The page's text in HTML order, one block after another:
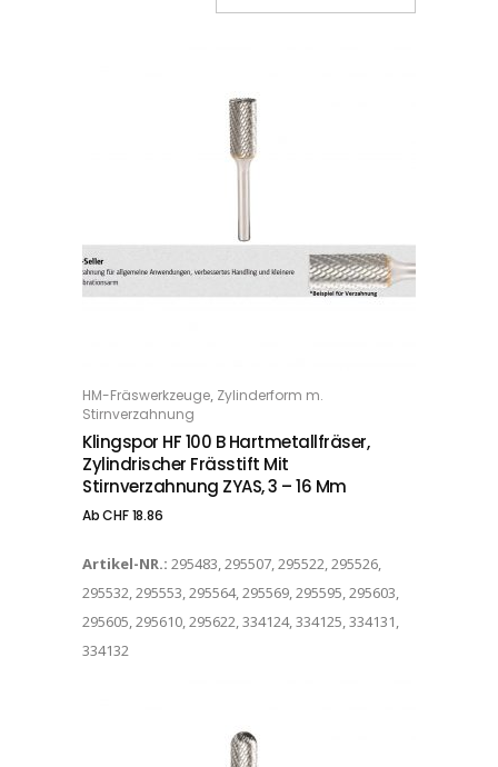
OPTIONS
HM-Fräswerkzeuge, Zylinderform m.
Stirnverzahnung
Klingspor HF 100 B Hartmetallfräser,
Zylindrischer Frässtift Mit
Stirnverzahnung ZYAS, 3 – 16 Mm
AbCHF18.86
Artikel-NR.: 295483, 295507, 295522, 295526,
295532, 295553, 295564, 295569, 295595, 295603,
295605, 295610, 295622, 334124, 334125, 334131,
334132